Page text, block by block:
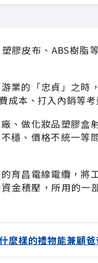
膠皮布、ABS樹脂
業的「忠貞」之時
成本、打入內銷等
、做化妝品塑膠盒
穩、價格不統一等
育昌電線電纜，將
金積壓，所用的一
麼樣的禮物能兼顧